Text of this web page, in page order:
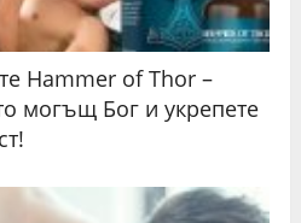
Hammer of Thor –
могъщ Бог и укрепете